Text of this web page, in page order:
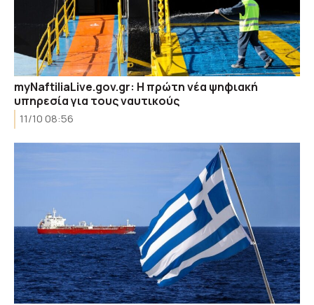
myNaftiliaLive.gov.gr: Η πρώτη νέα ψηφιακή
υπηρεσία για τους ναυτικούς
11/10 08:56